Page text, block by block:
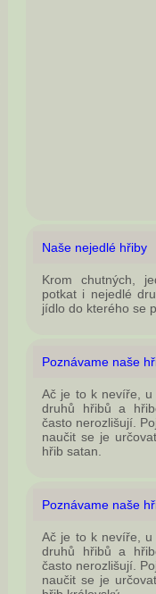
Naše nejedlé hřiby
Krom chutných,
potkat i nejedlé
jídlo do kterého se
Poznávame naše
Ač je to k nevíře, u
druhů hřibů a
často nerozlišují.
naučit se je
hřib satan.
Poznávame naše
Ač je to k nevíře, u
druhů hřibů a
často nerozlišují.
naučit se je